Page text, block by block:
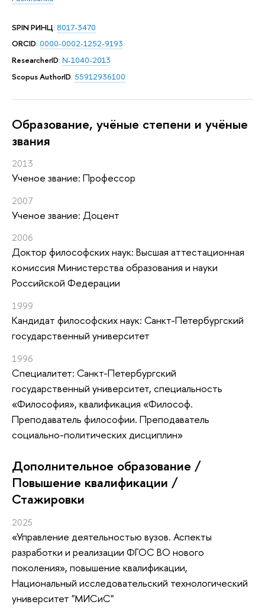
SPIN РИНЦ: 8017-3470
ORCID: 0000-0002-1252-9193
ResearcherID: N-1040-2013
Scopus AuthorID: 55912936100
Oбразование, учёные степени и учёные
звания
2013
Ученое звание: Профессор
2007
Ученое звание: Доцент
2006
Доктор философских наук: Высшая аттестационная
комиссия Министерства образования и науки
Российской Федерации
1999
Кандидат философских наук: Санкт-Петербургский
государственный университет
1996
Специалитет: Санкт-Петербургский
государственный университет, специальность
«Философия», квалификация «Философ.
Преподаватель философии. Преподаватель
социально-политических дисциплин»
Дополнительное образование /
Повышение квалификации /
Стажировки
2025
«Управление деятельностью вузов. Аспекты
разработки и реализации ФГОС ВО нового
поколения», повышение квалификации,
Национальный исследовательский технологический
университет "МИСиС"